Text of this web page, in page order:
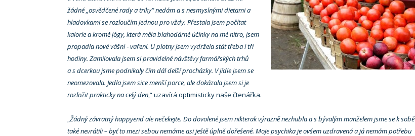
žádné „osvědčené rady a triky“ nedám a s nesmyslnými dietami a
hladovkami se rozloučím jednou pro vždy. Přestala jsem počítat
kalorie a kromě jógy, která měla blahodárné účinky na mé nitro, jsem
propadla nové vášni ‑ vaření. U plotny jsem vydržela stát třeba i tři
hodiny. Zamilovala jsem si pravidelné návštěvy farmářských trhů
a s dcerkou jsme podnikaly čím dál delší procházky. V jídle jsem se
neomezovala. Jedla jsem sice menší porce, ale dokázala jsem si je
rozložit prakticky na celý den,“ uzavírá optimisticky naše čtenářka.
„Žádný závratný happyend ale nečekejte. Do dovolené jsem nikterak výrazně nezhubla a s bývalým manželem jsme se k sobě
také nevrátili – byť to mezi sebou nemáme asi ještě úplně dořešené. Moje psychika je ovšem uzdravená a já nemám potřebu